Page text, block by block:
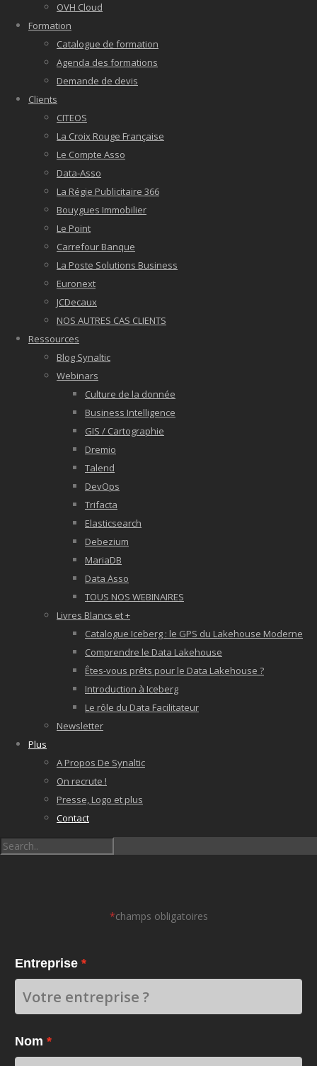
OVH Cloud
Formation
Catalogue de formation
Agenda des formations
Demande de devis
Clients
CITEOS
La Croix Rouge Française
Le Compte Asso
Data-Asso
La Régie Publicitaire 366
Bouygues Immobilier
Le Point
Carrefour Banque
La Poste Solutions Business
Euronext
JCDecaux
NOS AUTRES CAS CLIENTS
Ressources
Blog Synaltic
Webinars
Culture de la donnée
Business Intelligence
GIS / Cartographie
Dremio
Talend
DevOps
Trifacta
Elasticsearch
Debezium
MariaDB
Data Asso
TOUS NOS WEBINAIRES
Livres Blancs et +
Catalogue Iceberg : le GPS du Lakehouse Moderne
Comprendre le Data Lakehouse
Êtes-vous prêts pour le Data Lakehouse ?
Introduction à Iceberg
Le rôle du Data Facilitateur
Newsletter
Plus
A Propos De Synaltic
On recrute !
Presse, Logo et plus
Contact
*champs obligatoires
Entreprise
Nom